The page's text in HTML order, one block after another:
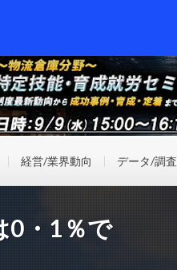
経営/業界動向 データ/調査
0・1％で